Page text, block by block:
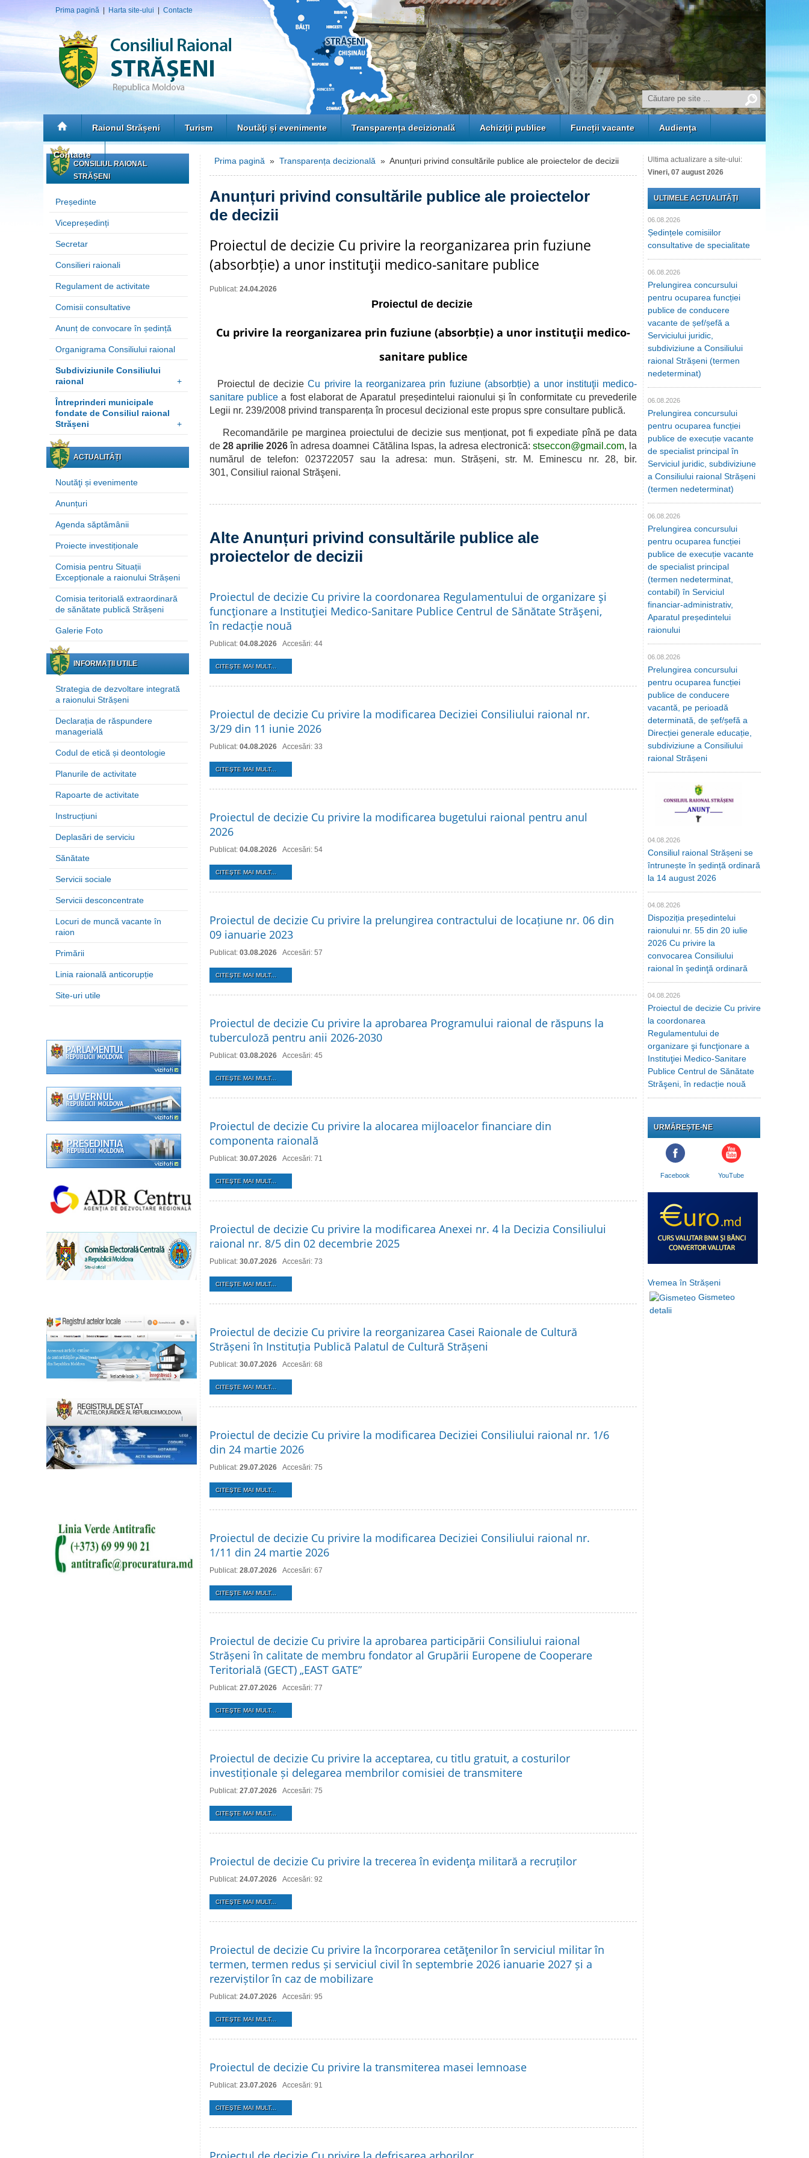
Prima pagină Harta site-ului Contacte
Raionul Strășeni Turism Noutăţi și evenimente Transparența decizională Achiziţii publice Funcții vacante Audiența
Contacte
CONSILIUL RAIONAL
STRĂȘENI
Președinte
Vicepreședinți
Secretar
Consilieri raionali
Regulament de activitate
Comisii consultative
Anunț de convocare în ședință
Organigrama Consiliului raional
Subdiviziunile Consiliului
raional
+
Întreprinderi municipale
fondate de Consiliul raional
Strășeni
+
ACTUALITĂȚI
Noutăţi și evenimente
Anunțuri
Agenda săptămânii
Proiecte investiționale
Comisia pentru Situații
Excepționale a raionului Strășeni
Comisia teritorială extraordinară
de sănătate publică Strășeni
Galerie Foto
INFORMAȚII UTILE
Strategia de dezvoltare integrată
a raionului Strășeni
Declarația de răspundere
managerială
Codul de etică și deontologie
Planurile de activitate
Rapoarte de activitate
Instrucțiuni
Deplasări de serviciu
Sănătate
Servicii sociale
Servicii desconcentrate
Locuri de muncă vacante în
raion
Primării
Linia raională anticorupție
Site-uri utile
Prima pagină » Transparența decizională » Anunțuri privind consultările publice ale proiectelor de decizii
Anunțuri privind consultările publice ale proiectelor
de decizii
Proiectul de decizie Cu privire la reorganizarea prin fuziune
(absorbție) a unor instituţii medico-sanitare publice
Publicat: 24.04.2026
Proiectul de decizie
Cu privire la reorganizarea prin fuziune (absorbție) a unor instituţii medico-
sanitare publice
Proiectul de decizie Cu privire la reorganizarea prin fuziune (absorbție) a unor instituţii medico-
sanitare publice a fost elaborat deAparatul președintelui raionului și în conformitate cu prevederile
Legii nr. 239/2008 privind transparența în procesul decizional este propus spre consultare publică.
Recomandările pe marginea proiectului de decizie sus menționat, pot fi expediate pînă pe data
de28 aprilie 2026în adresa doamnei Cătălina Ispas, la adresa electronică: stseccon@gmail.com, la
numărul de telefon: 023722057 sau la adresa: mun. Strășeni, str. M. Eminescu nr. 28, bir.
301, Consiliul raional Străşeni.
Alte Anunțuri privind consultările publice ale
proiectelor de decizii
Proiectul de decizie Cu privire la coordonarea Regulamentului de organizare şi
funcţionare a Instituţiei Medico-Sanitare Publice Centrul de Sănătate Străşeni,
în redacție nouă
Publicat: 04.08.2026 Accesări: 44
CITEŞTE MAI MULT...
Proiectul de decizie Cu privire la modificarea Deciziei Consiliului raional nr.
3/29 din 11 iunie 2026
Publicat: 04.08.2026 Accesări: 33
CITEŞTE MAI MULT...
Proiectul de decizie Cu privire la modificarea bugetului raional pentru anul
2026
Publicat: 04.08.2026 Accesări: 54
CITEŞTE MAI MULT...
Proiectul de decizie Cu privire la prelungirea contractului de locațiune nr. 06 din
09 ianuarie 2023
Publicat: 03.08.2026 Accesări: 57
CITEŞTE MAI MULT...
Proiectul de decizie Cu privire la aprobarea Programului raional de răspuns la
tuberculoză pentru anii 2026-2030
Publicat: 03.08.2026 Accesări: 45
CITEŞTE MAI MULT...
Proiectul de decizie Cu privire la alocarea mijloacelor financiare din
componenta raională
Publicat: 30.07.2026 Accesări: 71
CITEŞTE MAI MULT...
Proiectul de decizie Cu privire la modificarea Anexei nr. 4 la Decizia Consiliului
raional nr. 8/5 din 02 decembrie 2025
Publicat: 30.07.2026 Accesări: 73
CITEŞTE MAI MULT...
Proiectul de decizie Cu privire la reorganizarea Casei Raionale de Cultură
Strășeni în Instituția Publică Palatul de Cultură Strășeni
Publicat: 30.07.2026 Accesări: 68
CITEŞTE MAI MULT...
Proiectul de decizie Cu privire la modificarea Deciziei Consiliului raional nr. 1/6
din 24 martie 2026
Publicat: 29.07.2026 Accesări: 75
CITEŞTE MAI MULT...
Proiectul de decizie Cu privire la modificarea Deciziei Consiliului raional nr.
1/11 din 24 martie 2026
Publicat: 28.07.2026 Accesări: 67
CITEŞTE MAI MULT...
Proiectul de decizie Cu privire la aprobarea participării Consiliului raional
Strășeni în calitate de membru fondator al Grupării Europene de Cooperare
Teritorială (GECT) „EAST GATE”
Publicat: 27.07.2026 Accesări: 77
CITEŞTE MAI MULT...
Proiectul de decizie Cu privire la acceptarea, cu titlu gratuit, a costurilor
investiționale și delegarea membrilor comisiei de transmitere
Publicat: 27.07.2026 Accesări: 75
CITEŞTE MAI MULT...
Proiectul de decizie Cu privire la trecerea în evidenţa militară a recruților
Publicat: 24.07.2026 Accesări: 92
CITEŞTE MAI MULT...
Proiectul de decizie Cu privire la încorporarea cetăţenilor în serviciul militar în
termen, termen redus și serviciul civil în septembrie 2026 ianuarie 2027 și a
rezerviștilor în caz de mobilizare
Publicat: 24.07.2026 Accesări: 95
CITEŞTE MAI MULT...
Proiectul de decizie Cu privire la transmiterea masei lemnoase
Publicat: 23.07.2026 Accesări: 91
CITEŞTE MAI MULT...
Ultima actualizare a site-ului:
Vineri, 07 august 2026
ULTIMELE ACTUALITĂŢI
06.08.2026
Ședințele comisiilor
consultative de specialitate
06.08.2026
Prelungirea concursului
pentru ocuparea funcției
publice de conducere
vacante de șef/șefă a
Serviciului juridic,
subdiviziune a Consiliului
raional Strășeni (termen
nedeterminat)
06.08.2026
Prelungirea concursului
pentru ocuparea funcției
publice de execuție vacante
de specialist principal în
Serviciul juridic, subdiviziune
a Consiliului raional Strășeni
(termen nedeterminat)
06.08.2026
Prelungirea concursului
pentru ocuparea funcției
publice de execuție vacante
de specialist principal
(termen nedeterminat,
contabil) în Serviciul
financiar-administrativ,
Aparatul președintelui
raionului
06.08.2026
Prelungirea concursului
pentru ocuparea funcției
publice de conducere
vacantă, pe perioadă
determinată, de șef/șefă a
Direcției generale educație,
subdiviziune a Consiliului
raional Strășeni
04.08.2026
Consiliul raional Strășeni se
întrunește în ședință ordinară
la 14 august 2026
04.08.2026
Dispoziția președintelui
raionului nr. 55 din 20 iulie
2026 Cu privire la
convocarea Consiliului
raional în şedinţă ordinară
04.08.2026
Proiectul de decizie Cu privire
la coordonarea
Regulamentului de
organizare şi funcţionare a
Instituţiei Medico-Sanitare
Publice Centrul de Sănătate
Străşeni, în redacție nouă
URMĂREȘTE-NE
Facebook YouTube
Vremea în Strășeni
Gismeteo
detalii